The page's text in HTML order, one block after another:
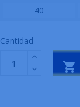
40
Cantidad
